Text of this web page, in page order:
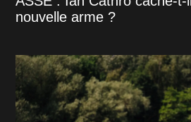
nouvelle arme ?